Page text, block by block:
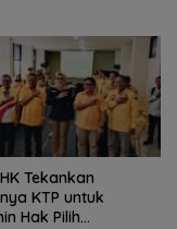
Tekankan
KTP untuk
Hak Pilih